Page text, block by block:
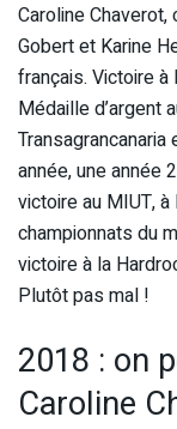
Caroline Chaverot,
Gobert et Karine
français. Victoire à
Médaille d’argent
année, une année
victoire au MIUT, à
championnats du
victoire à la
Plutôt pas mal !
2018 : on
Caroline